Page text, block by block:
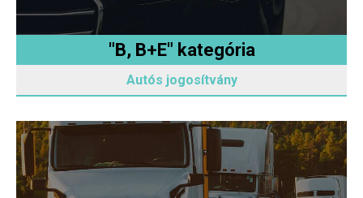
"B, B+E" kategória
Autós jogosítvány